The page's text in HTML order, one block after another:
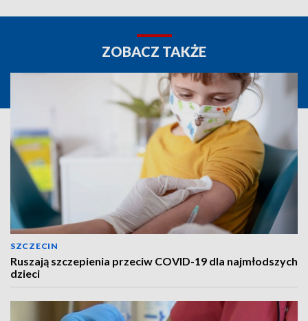
ZOBACZ TAKŻE
SZCZECIN
Ruszają szczepienia przeciw COVID-19 dla najmłodszych
dzieci